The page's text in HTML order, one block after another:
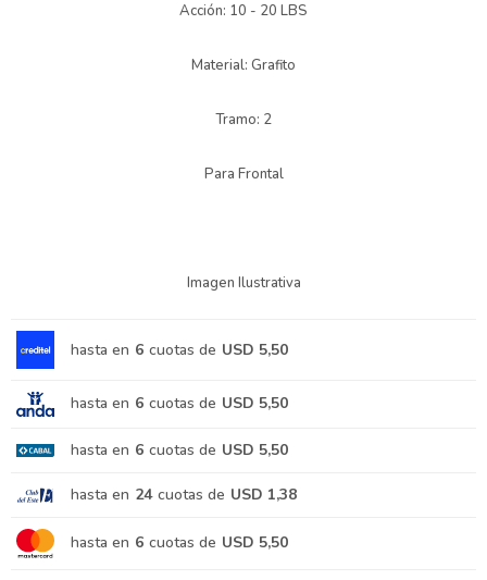
Acción: 10 - 20 LBS
Material: Grafito
Tramo: 2
Para Frontal
Imagen Ilustrativa
hasta en 6 cuotas de USD 5,50
hasta en 6 cuotas de USD 5,50
hasta en 6 cuotas de USD 5,50
hasta en 24 cuotas de USD 1,38
hasta en 6 cuotas de USD 5,50